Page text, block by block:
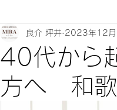
40代から
方へ 和
良介 坪井 2023年12月